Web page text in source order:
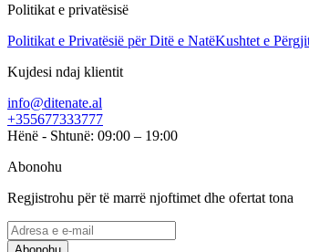
Politikat e privatësisë
Politikat e Privatësië për Ditë e NatëKushtet e
Kujdesi ndaj klientit
info@ditenate.al
+355677333777
Hënë - Shtunë: 09:00 – 19:00
Abonohu
Regjistrohu për të marrë njoftimet dhe ofertat tona